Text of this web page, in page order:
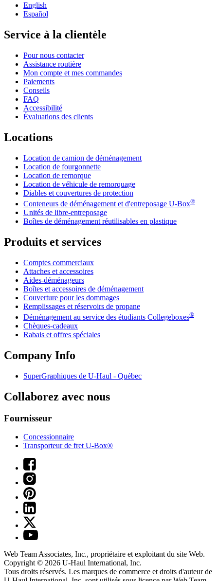
English
Español
Service à la clientèle
Pour nous contacter
Assistance routière
Mon compte et mes commandes
Paiements
Conseils
FAQ
Accessibilité
Évaluations des clients
Locations
Location de camion de déménagement
Location de fourgonnette
Location de remorque
Location de véhicule de remorquage
Diables et couvertures de protection
Conteneurs de déménagement et d'entreposage U-Box®
Unités de libre-entreposage
Boîtes de déménagement réutilisables en plastique
Produits et services
Comptes commerciaux
Attaches et accessoires
Aides-déménageurs
Boîtes et accessoires de déménagement
Couverture pour les dommages
Remplissages et réservoirs de propane
Déménagement au service des étudiants Collegeboxes®
Chèques-cadeaux
Rabais et offres spéciales
Company Info
SuperGraphiques de U-Haul - Québec
Collaborez avec nous
Fournisseur
Concessionnaire
Transporteur de fret U-Box®
Web Team Associates, Inc., propriétaire et exploitant du site Web.
Copyright © 2026 U-Haul International, Inc.
Tous droits réservés. Les marques de commerce et droits d'auteur de